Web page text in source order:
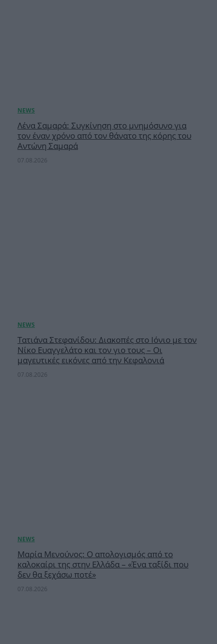
Λένα Σαμαρά: Συγκίνηση στο μνημόσυνο για
τον έναν χρόνο από τον θάνατο της κόρης του
Αντώνη Σαμαρά
07.08.2026
Τατιάνα Στεφανίδου: Διακοπές στο Ιόνιο με τον
Νίκο Ευαγγελάτο και τον γιο τους – Οι
μαγευτικές εικόνες από την Κεφαλονιά
07.08.2026
Μαρία Μενούνος: Ο απολογισμός από το
καλοκαίρι της στην Ελλάδα – «Ένα ταξίδι που
δεν θα ξεχάσω ποτέ»
07.08.2026